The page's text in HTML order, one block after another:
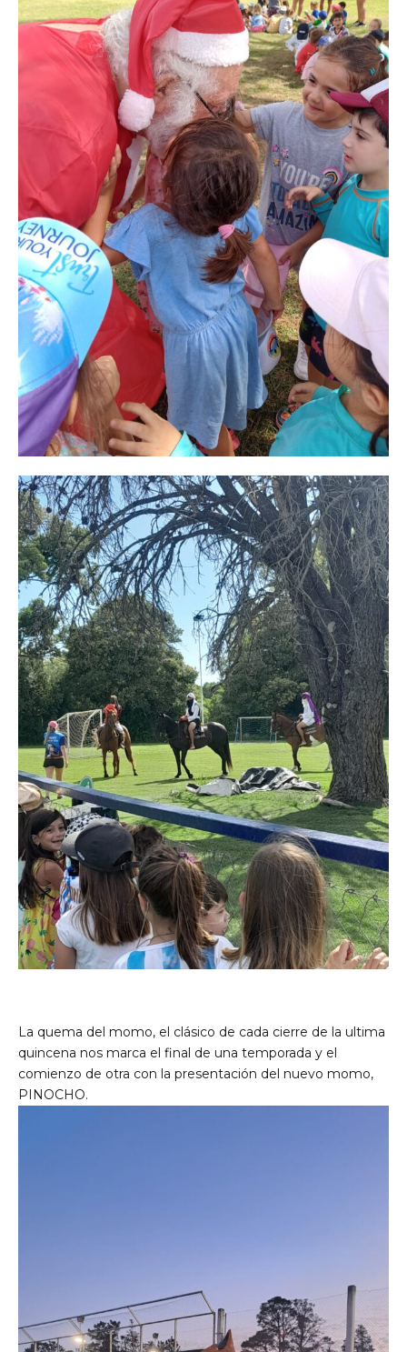
La quema del momo, el clásico de cada cierre de la ultima
quincena nos marca el final de una temporada y el
comienzo de otra con la presentación del nuevo momo,
PINOCHO.